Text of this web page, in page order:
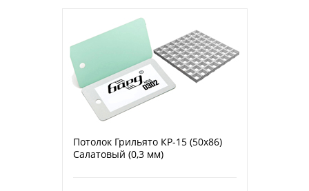
Потолок Грильято КР-15 (50х86)
Салатовый (0,3 мм)